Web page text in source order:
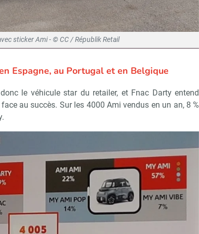
sticker Ami - © CC / Républik Retail
Espagne, au Portugal et en Belgique
le véhicule star du retailer, et Fnac Darty entend
au succès. Sur les 4000 Ami vendus en un an, 8 %